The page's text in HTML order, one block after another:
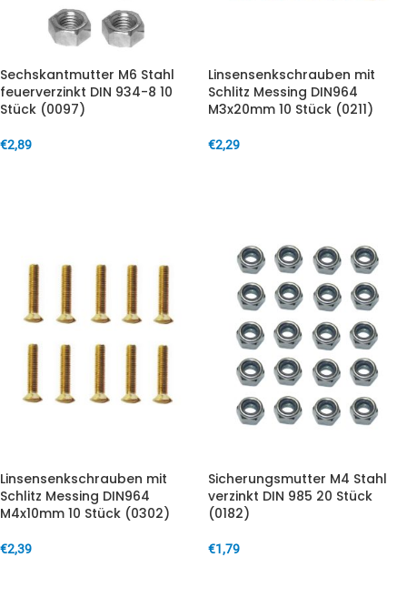
Sechskantmutter M6 Stahl
feuerverzinkt DIN 934-8 10
Stück (0097)
€2,89
Linsensenkschrauben mit
Schlitz Messing DIN964
M3x20mm 10 Stück (0211)
€2,29
Linsensenkschrauben mit
Schlitz Messing DIN964
M4x10mm 10 Stück (0302)
€2,39
Sicherungsmutter M4 Stahl
verzinkt DIN 985 20 Stück
(0182)
€1,79